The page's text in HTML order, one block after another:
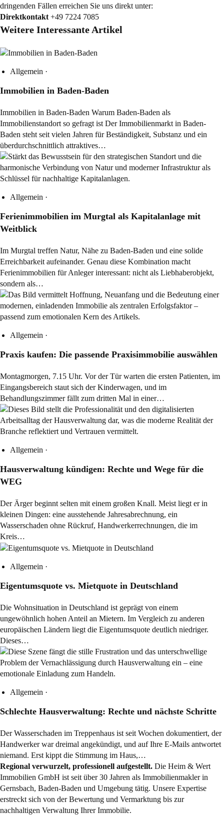
dringenden Fällen erreichen Sie uns direkt unter:
Direktkontakt +49 7224 7085
Weitere Interessante Artikel
Allgemein ·
Immobilien in Baden-Baden
Immobilien in Baden-Baden Warum Baden-Baden als
Immobilienstandort so gefragt ist Der Immobilienmarkt in Baden-
Baden steht seit vielen Jahren für Beständigkeit, Substanz und ein
überdurchschnittlich attraktives…
Allgemein ·
Ferienimmobilien im Murgtal als Kapitalanlage mit
Weitblick
Im Murgtal treffen Natur, Nähe zu Baden-Baden und eine solide
Erreichbarkeit aufeinander. Genau diese Kombination macht
Ferienimmobilien für Anleger interessant: nicht als Liebhaberobjekt,
sondern als…
Allgemein ·
Praxis kaufen: Die passende Praxisimmobilie auswählen
Montagmorgen, 7.15 Uhr. Vor der Tür warten die ersten Patienten, im
Eingangsbereich staut sich der Kinderwagen, und im
Behandlungszimmer fällt zum dritten Mal in einer…
Allgemein ·
Hausverwaltung kündigen: Rechte und Wege für die
WEG
Der Ärger beginnt selten mit einem großen Knall. Meist liegt er in
kleinen Dingen: eine ausstehende Jahresabrechnung, ein
Wasserschaden ohne Rückruf, Handwerkerrechnungen, die im
Kreis…
Allgemein ·
Eigentumsquote vs. Mietquote in Deutschland
Die Wohnsituation in Deutschland ist geprägt von einem
ungewöhnlich hohen Anteil an Mietern. Im Vergleich zu anderen
europäischen Ländern liegt die Eigentumsquote deutlich niedriger.
Dieses…
Allgemein ·
Schlechte Hausverwaltung: Rechte und nächste Schritte
Der Wasserschaden im Treppenhaus ist seit Wochen dokumentiert, der
Handwerker war dreimal angekündigt, und auf Ihre E-Mails antwortet
niemand. Erst kippt die Stimmung im Haus,…
Regional verwurzelt, professionell aufgestellt. Die Heim & Wert
Immobilien GmbH ist seit über 30 Jahren als Immobilienmaklerin
Gernsbach, Baden-Baden und Umgebung tätig. Unsere Expertise
erstreckt sich von der Bewertung und Vermarktung bis zur
nachhaltigen Verwaltung Ihrer Immobilie.